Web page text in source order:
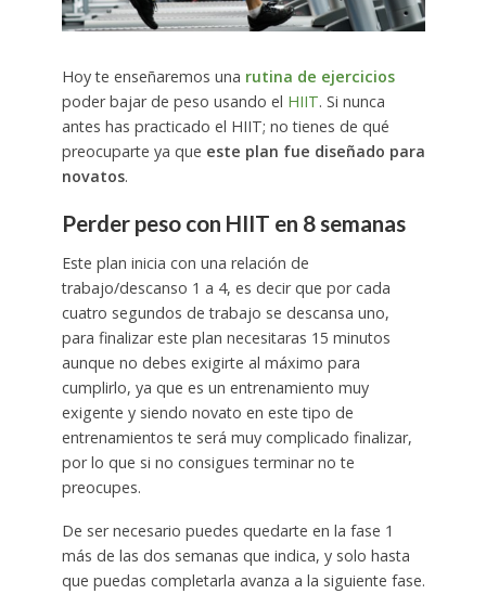
Hoy te enseñaremos una rutina de ejercicios
poder bajar de peso usando el HIIT. Si nunca
antes has practicado el HIIT; no tienes de qué
preocuparte ya que este plan fue diseñado para
novatos.
Perder peso con HIIT en 8 semanas
Este plan inicia con una relación de
trabajo/descanso 1 a 4, es decir que por cada
cuatro segundos de trabajo se descansa uno,
para finalizar este plan necesitaras 15 minutos
aunque no debes exigirte al máximo para
cumplirlo, ya que es un entrenamiento muy
exigente y siendo novato en este tipo de
entrenamientos te será muy complicado finalizar,
por lo que si no consigues terminar no te
preocupes.
De ser necesario puedes quedarte en la fase 1
más de las dos semanas que indica, y solo hasta
que puedas completarla avanza a la siguiente fase.